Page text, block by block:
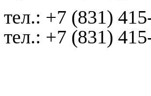
тел.: +7 (831)
тел.: +7 (831)